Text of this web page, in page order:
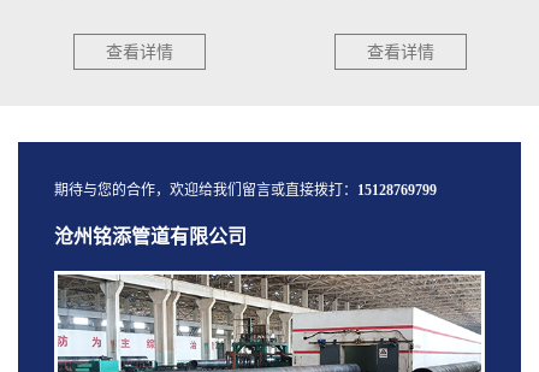
措施后方可焊接：a）气体···
查看详情
表面除锈等级检验,用GB/T···
查看详情
期待与您的合作，欢迎给我们留言或直接拨打： 15128769799
沧州铭添管道有限公司